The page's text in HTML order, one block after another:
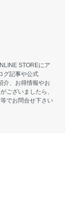
STOREにア
グ記事や公式
介、お得情報やお
ございましたら、
でお問合せ下さい